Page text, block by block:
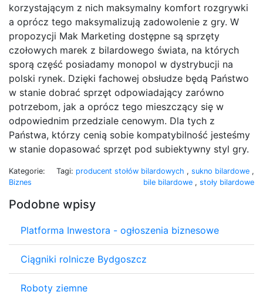
korzystającym z nich maksymalny komfort rozgrywki
a oprócz tego maksymalizują zadowolenie z gry. W
propozycji Mak Marketing dostępne są sprzęty
czołowych marek z bilardowego świata, na których
sporą część posiadamy monopol w dystrybucji na
polski rynek. Dzięki fachowej obsłudze będą Państwo
w stanie dobrać sprzęt odpowiadający zarówno
potrzebom, jak a oprócz tego mieszczący się w
odpowiednim przedziale cenowym. Dla tych z
Państwa, którzy cenią sobie kompatybilność jesteśmy
w stanie dopasować sprzęt pod subiektywny styl gry.
Kategorie:
Biznes
Tagi: producent stołów bilardowych , sukno bilardowe ,
bile bilardowe , stoły bilardowe
Podobne wpisy
Platforma Inwestora - ogłoszenia biznesowe
Ciągniki rolnicze Bydgoszcz
Roboty ziemne